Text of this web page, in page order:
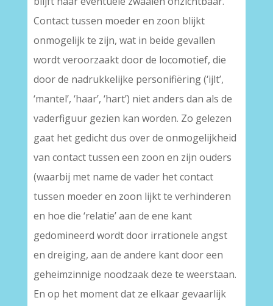
Contact tussen moeder en zoon blijkt
onmogelijk te zijn, wat in beide gevallen
wordt veroorzaakt door de locomotief, die
door de nadrukkelijke personifiëring (‘ijlt’,
‘mantel’, ‘haar’, ‘hart’) niet anders dan als de
vaderfiguur gezien kan worden. Zo gelezen
gaat het gedicht dus over de onmogelijkheid
van contact tussen een zoon en zijn ouders
(waarbij met name de vader het contact
tussen moeder en zoon lijkt te verhinderen
en hoe die ‘relatie’ aan de ene kant
gedomineerd wordt door irrationele angst
en dreiging, aan de andere kant door een
geheimzinnige noodzaak deze te weerstaan.
En op het moment dat ze elkaar gevaarlijk